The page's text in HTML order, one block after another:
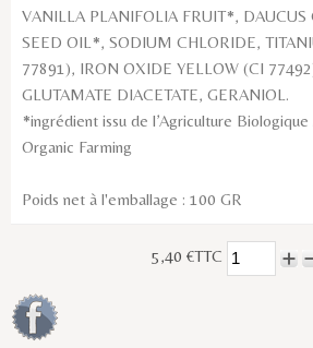
VANILLA PLANIFOLIA FRUIT*, DAUCUS
SEED OIL*, SODIUM CHLORIDE,
77891), IRON OXIDE YELLOW (CI
GLUTAMATE DIACETATE, GERANIOL.
*ingrédient issu de l’Agriculture
Organic Farming
Poids net à l'emballage : 100 GR
5,40 €TTC